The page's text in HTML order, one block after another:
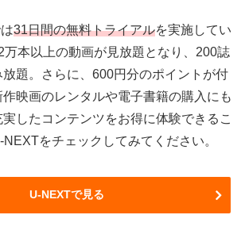
31日間の無料トライアルを実施してい
万本以上の動画が見放題となり、200誌
放題。さらに、600円分のポイントが付
映画のレンタルや電子書籍の購入にも
したコンテンツをお得に体験できるこ
をチェックしてみてください。
U-NEXTで見る